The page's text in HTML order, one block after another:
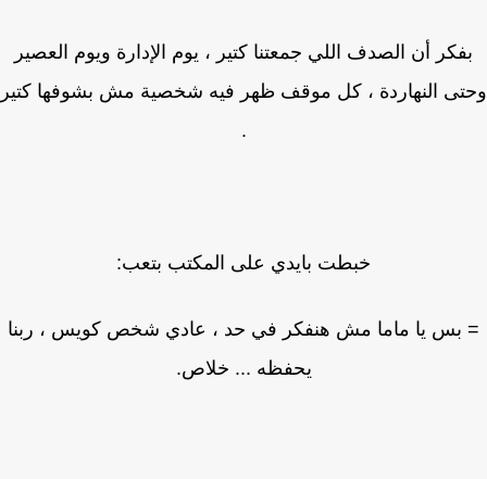
أن الصدف اللي جمعتنا كتير ، يوم الإدارة ويوم العصير
النهاردة ، كل موقف ظهر فيه شخصية مش بشوفها كتير
خبطت بايدي على المكتب بتعب:
بس يا ماما مش هنفكر في حد ، عادي شخص كويس ، ربنا
يحفظه ... خلاص.